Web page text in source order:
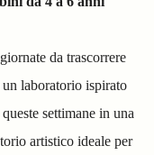
da trascorrere
laboratorio ispirato
settimane in una
artistico ideale per